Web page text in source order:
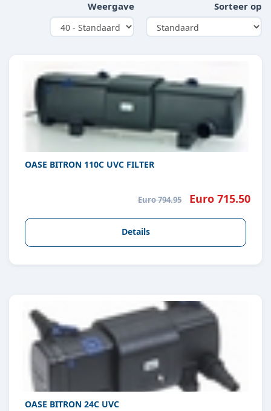
Weergave Sorteer op
OASE BITRON 110C UVC FILTER
Euro 794.95 Euro 715.50
Details
OASE BITRON 24C UVC